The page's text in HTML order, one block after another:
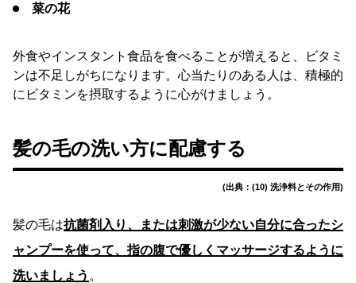
菜の花
外食やインスタント食品を食べることが増えると、ビタミ
ンは不足しがちになります。心当たりのある人は、積極的
にビタミンを摂取するように心がけましょう。
髪の毛の洗い方に配慮する
(出典：(10) 洗浄料とその作用)
髪の毛は抗菌剤入り、または刺激が少ない自分に合ったシ
ャンプーを使って、指の腹で優しくマッサージするように
洗いましょう 。